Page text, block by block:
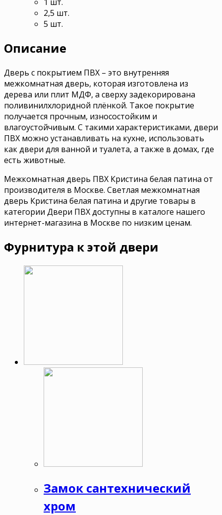
2,5 шт.
5 шт.
Описание
Дверь с покрытием ПВХ – это внутренняя
межкомнатная дверь, которая изготовлена из
дерева или плит МДФ, а сверху задекорирована
поливинилхлоридной плёнкой. Такое покрытие
получается прочным, износостойким и
влагоустойчивым. С такими характеристиками, двери
ПВХ можно устанавливать на кухне, использовать
как двери для ванной и туалета, а также в домах, где
есть животные.
Межкомнатная дверь ПВХ Кристина белая патина от
производителя в Москве. Светлая межкомнатная
дверь Кристина белая патина и другие товары в
категории Двери ПВХ доступны в каталоге нашего
интернет-магазина в Москве по низким ценам.
Фурнитура к этой двери
Замок сантехнический
хром